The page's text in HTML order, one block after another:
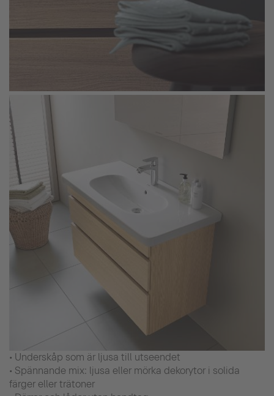
• Underskåp som är ljusa till utseendet
• Spännande mix: ljusa eller mörka dekorytor i solida
färger eller trätoner